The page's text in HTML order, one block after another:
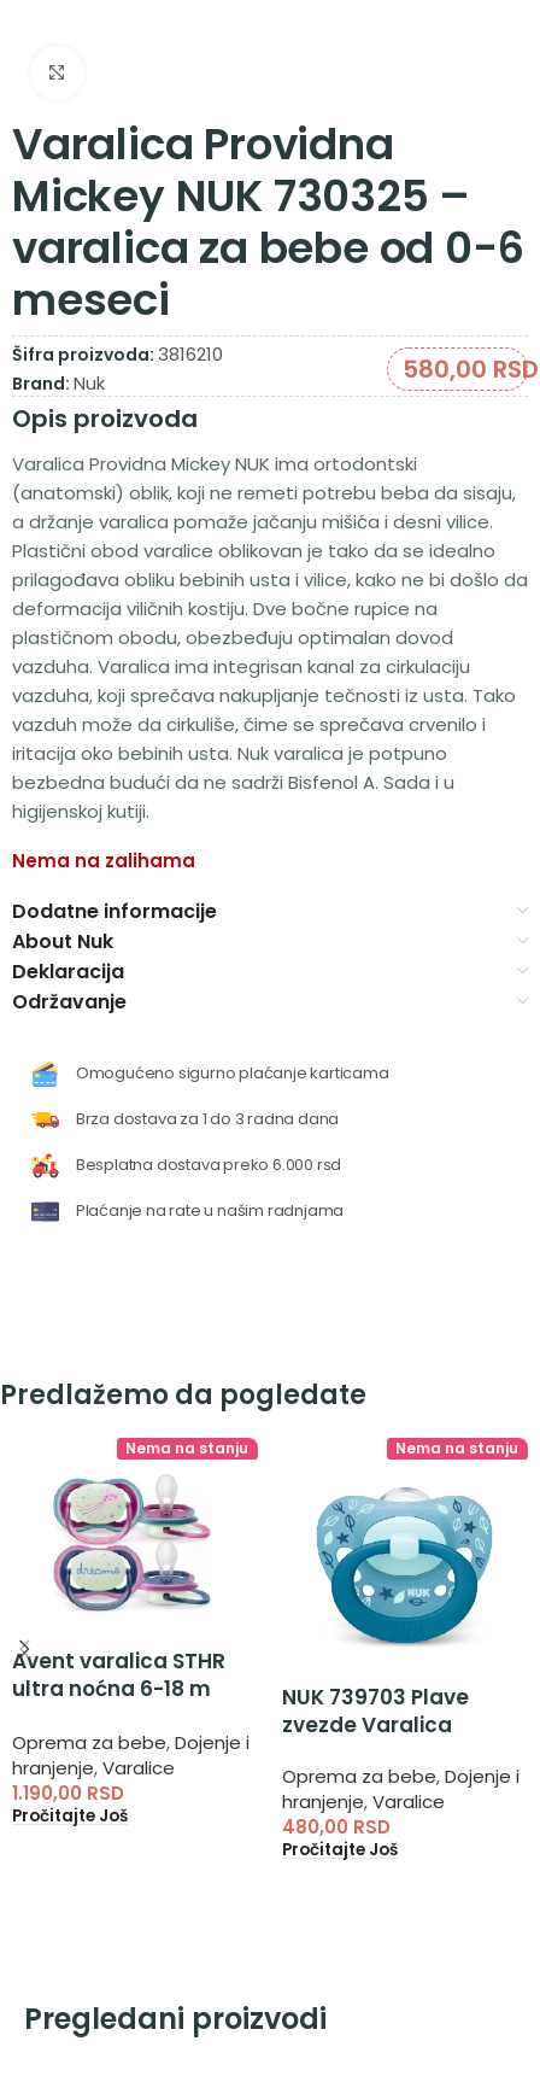
Varalica Providna
Mickey NUK 730325 –
varalica za bebe od 0-6
meseci
Šifra proizvoda: 3816210
Brand: Nuk 580,00 RSD
Opis proizvoda
Varalica Providna Mickey NUK ima ortodontski
(anatomski) oblik, koji ne remeti potrebu beba da sisaju,
a držanje varalica pomaže jačanju mišića i desni vilice.
Plastični obod varalice oblikovan je tako da se idealno
prilagođava obliku bebinih usta i vilice, kako ne bi došlo da
deformacija viličnih kostiju. Dve bočne rupice na
plastičnom obodu, obezbeđuju optimalan dovod
vazduha. Varalica ima integrisan kanal za cirkulaciju
vazduha, koji sprečava nakupljanje tečnosti iz usta. Tako
vazduh može da cirkuliše, čime se sprečava crvenilo i
iritacija oko bebinih usta. Nuk varalica je potpuno
bezbedna budući da ne sadrži Bisfenol A. Sada i u
higijenskoj kutiji.
Nema na zalihama
Dodatne informacije
About Nuk
Deklaracija
Održavanje
Omogućeno sigurno plaćanje karticama
Brza dostava za 1 do 3 radna dana
Besplatna dostava preko 6.000 rsd
Plaćanje na rate u našim radnjama
Predlažemo da pogledate
Nema na stanju
Avent varalica STHR
ultra noćna 6-18 m
Oprema za bebe,Dojenje i
hranjenje,Varalice
1.190,00 RSD
Pročitajte Još
Nema na stanju
NUK 739703 Plave
zvezde Varalica
Oprema za bebe,Dojenje i
hranjenje,Varalice
480,00 RSD
Pročitajte Još
Pregledani proizvodi